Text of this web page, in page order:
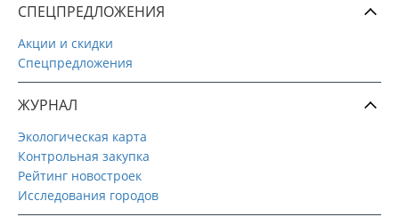
СПЕЦПРЕДЛОЖЕНИЯ
Акции и скидки
Спецпредложения
ЖУРНАЛ
Экологическая карта
Контрольная закупка
Рейтинг новостроек
Исследования городов